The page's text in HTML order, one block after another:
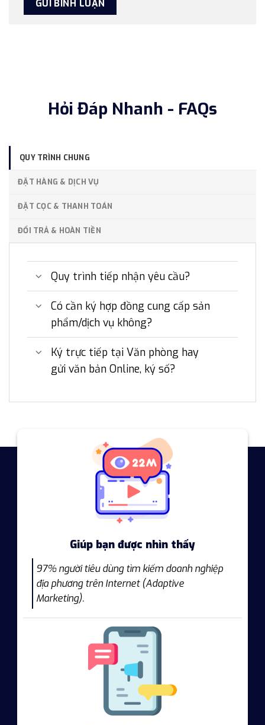
Hỏi Đáp Nhanh - FAQs
QUY TRÌNH CHUNG
ĐẶT HÀNG & DỊCH VỤ
ĐẶT CỌC & THANH TOÁN
ĐỔI TRẢ & HOÀN TIỀN
Quy trình tiếp nhận yêu cầu?
Có cần ký hợp đồng cung cấp sản
phẩm/dịch vụ không?
Ký trực tiếp tại Văn phòng hay
gửi văn bản Online, ký số?
Giúp bạn được nhìn thấy
97% người tiêu dùng tìm kiếm doanh nghiệp
địa phương trên Internet (Adaptive
Marketing).